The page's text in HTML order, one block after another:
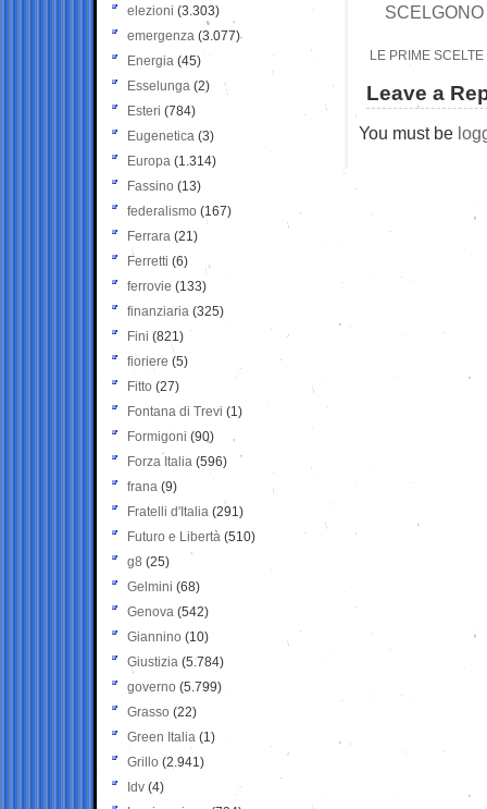
LE PRIME
Leave a
You must be
elezioni (3.303)
emergenza (3.077)
Energia (45)
Esselunga (2)
Esteri (784)
Eugenetica (3)
Europa (1.314)
Fassino (13)
federalismo (167)
Ferrara (21)
Ferretti (6)
ferrovie (133)
finanziaria (325)
Fini (821)
fioriere (5)
Fitto (27)
Fontana di Trevi (1)
Formigoni (90)
Forza Italia (596)
frana (9)
Fratelli d'Italia (291)
Futuro e Libertà (510)
g8 (25)
Gelmini (68)
Genova (542)
Giannino (10)
Giustizia (5.784)
governo (5.799)
Grasso (22)
Green Italia (1)
Grillo (2.941)
Idv (4)